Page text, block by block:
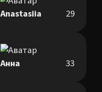
Anastasiia 29
Анна 33